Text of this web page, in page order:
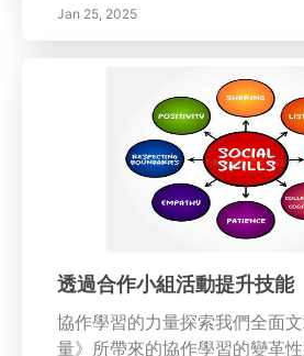
進獨立來優先考慮身體安全。學
開放的溝通和同理心來培養情
遊戲的學習中的重要性，在這
以自由地探索多樣的材料和活
協作經驗的重要性，幫助兒童
樣視角在問題解決中的好處。
的經驗，教育工作者和看護者
教學之外的學習。了解如何透
的思考和好奇心。最後，慶祝兒
就，強調毅力和發現樂趣的重
南強調了如何在早期教育環境中
Jan 25, 2025
透過合作小組活動提升技能
協作學習的力量探索我們全面
量》所帶來的協作學習的變革